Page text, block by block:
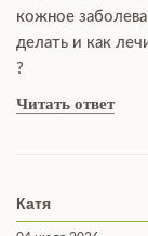
кожное
делать и как
?
Читать ответ
Катя